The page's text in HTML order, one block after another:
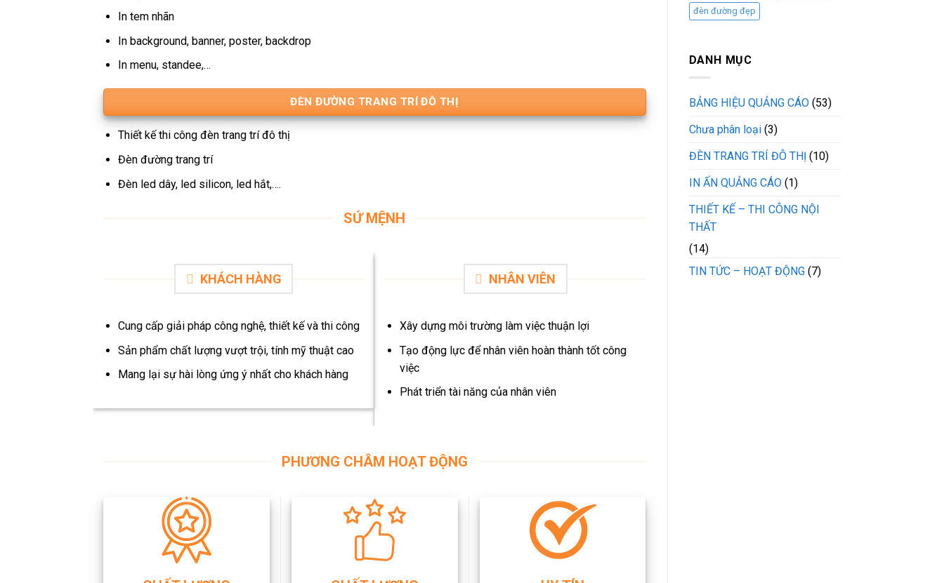
In tem nhãn
In background, banner, poster, backdrop
In menu, standee,…
ĐÈN ĐƯỜNG TRANG TRÍ ĐÔ THỊ
Thiết kế thi công đèn trang trí đô thị
Đèn đường trang trí
Đèn led dây, led silicon, led hắt,….
SỨ MỆNH
KHÁCH HÀNG
Cung cấp giải pháp công nghệ, thiết kế và thi công
Sản phẩm chất lượng vượt trội, tính mỹ thuật cao
Mang lại sự hài lòng ứng ý nhất cho khách hàng
NHÂN VIÊN
Xây dựng môi trường làm việc thuận lợi
Tạo động lực để nhân viên hoàn thành tốt công
việc
Phát triển tài năng của nhân viên
PHƯƠNG CHÂM HOẠT ĐỘNG
đèn đường đẹp
DANH MỤC
BẢNG HIỆU QUẢNG CÁO(53)
Chưa phân loại(3)
ĐÈN TRANG TRÍ ĐÔ THỊ (10)
IN ẤN QUẢNG CÁO(1)
THIẾT KẾ – THI CÔNG NỘI
THẤT
(14)
TIN TỨC – HOẠT ĐỘNG(7)